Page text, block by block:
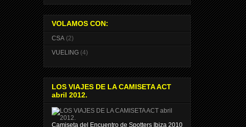
VOLAMOS CON:
CSA (2)
VUELING (4)
LOS VIAJES DE LA CAMISETA ACT
abril 2012.
Camiseta del Encuentro de Spotters Ibiza 2010